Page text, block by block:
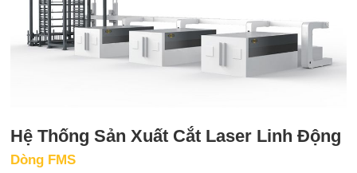
Hệ Thống Sản Xuất Cắt Laser Linh Động
Dòng FMS